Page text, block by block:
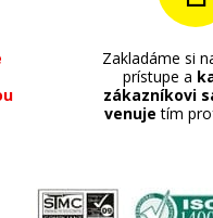
Zakladáme si
prístupe a
zákazníkovi
venuje tím